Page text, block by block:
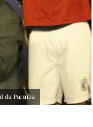
da Paraíba